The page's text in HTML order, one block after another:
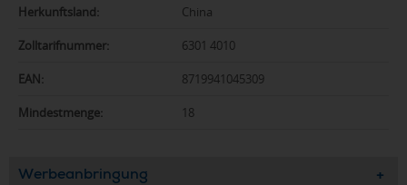
Herkunftsland: China
Zolltarifnummer: 6301 4010
EAN: 8719941045309
Mindestmenge: 18
Werbeanbringung